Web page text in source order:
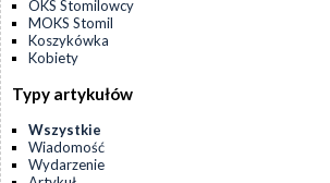
OKS Stomilowcy
MOKS Stomil
Koszykówka
Kobiety
Typy artykułów
Wszystkie
Wiadomość
Wydarzenie